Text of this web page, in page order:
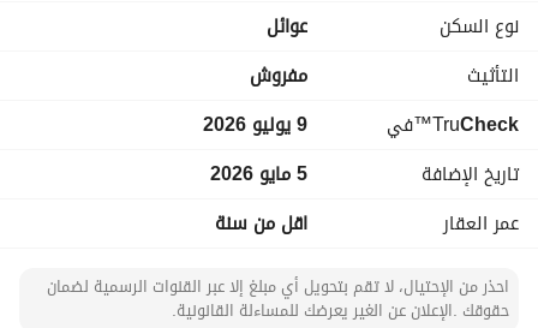
نوع السكن
عوائل
التأثيث
مفروش
™TruCheck في
9 يوليو 2026
تاريخ الإضافة
5 مايو 2026
عمر العقار
اقل من سنة
احذر من الإحتيال، لا تقم بتحويل أي مبلغ إلا عبر القنوات الرسمية لضمان
حقوقك .الإعلان عن الغير يعرضك للمساءلة القانونية.